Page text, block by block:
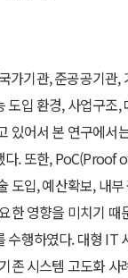
가기관, 준공공기관,
도입 환경, 사업구조,
있어서 본 연구에서
다. 또한, PoC(Proof
도입, 예산확보, 내
한 영향을 미치기 때
수행하였다. 대형 IT
존 시스템 고도화 사